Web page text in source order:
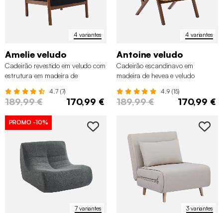
4 variantes
Amelie veludo
Cadeirão revestido em veludo com
estrutura em madeira de
4.7 (7)
189,99 € 170,99 €
4 variantes
Antoine veludo
Cadeirão escandinavo em
madeira de hevea e veludo
4.9 (15)
189,99 € 170,99 €
7 variantes
PROMO -10%
3 variantes